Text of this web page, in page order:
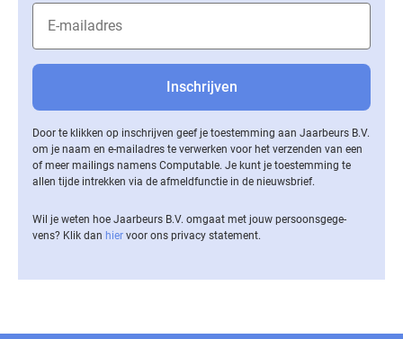
Door te klikken op inschrijven geef je toestemming aan Jaarbeurs B.V.
om je naam en e-mailadres te verwerken voor het verzenden van een
of meer mailings namens Computable. Je kunt je toestemming te
allen tijde intrekken via de af­meld­func­tie in de nieuwsbrief.
Wil je weten hoe Jaarbeurs B.V. omgaat met jouw per­soons­ge­ge­
vens? Klik dan hier voor ons privacy statement.